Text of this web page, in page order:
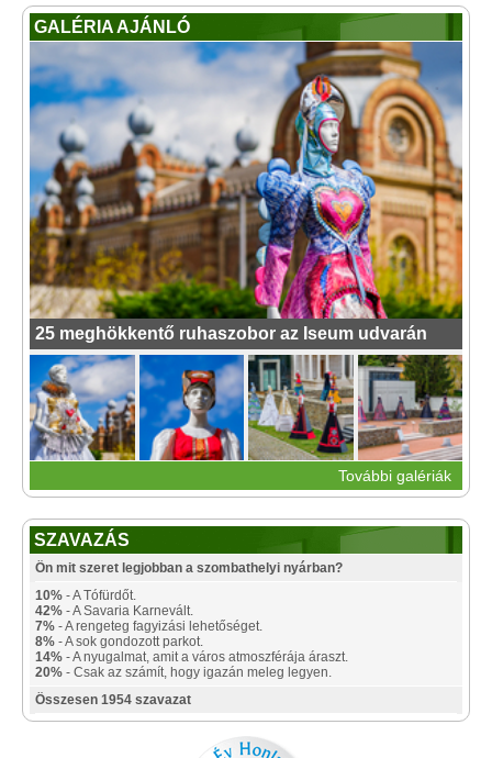
GALÉRIA AJÁNLÓ
25 meghökkentő ruhaszobor az Iseum udvarán
További galériák
SZAVAZÁS
Ön mit szeret legjobban a szombathelyi nyárban?
10% - A Tófürdőt.
42% - A Savaria Karnevált.
7% - A rengeteg fagyizási lehetőséget.
8% - A sok gondozott parkot.
14% - A nyugalmat, amit a város atmoszférája áraszt.
20% - Csak az számít, hogy igazán meleg legyen.
Összesen 1954 szavazat